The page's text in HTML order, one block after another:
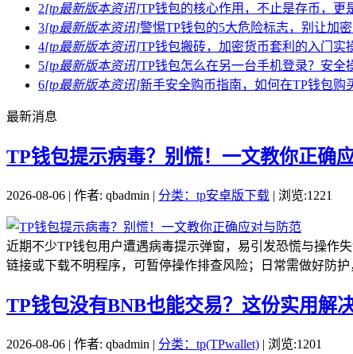
2[tp最新版本资讯]TP钱包的核心作用，不止是存币，更
3[tp最新版本资讯]警惕TP钱包的5大危险标志，别让加
4[tp最新版本资讯]TP钱包搬砖，加密货币套利的入门实
5[tp最新版本资讯]TP钱包怎么在另一台手机登录？安全
6[tp最新版本资讯]新手安全购币指南，如何在TP钱包购
最新消息
TP钱包提示病毒？别慌！一文教你正确
2026-08-06 | 作者: qbadmin | 分类：tp安卓版下载 | 浏览:1221
近期不少TP钱包用户遭遇病毒提示弹窗，易引发恐慌与操作
链接或下载不明程序，可暂停操作排查风险；日常需做好防
TP钱包没有BNB也能交易？这份实用解
2026-08-06 | 作者: qbadmin | 分类：tp(TPwallet) | 浏览:1201